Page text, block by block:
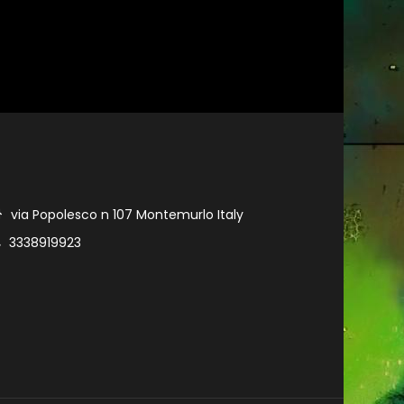
via Popolesco n 107 Montemurlo Italy
3338919923